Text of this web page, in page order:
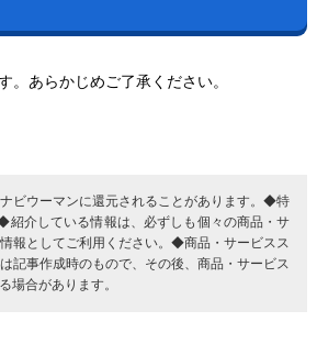
あらかじめご了承ください。
ビウーマンに還元されることがあります。◆特
介している情報は、必ずしも個々の商品・サ
報としてご利用ください。◆商品・サービスス
記事作成時のもので、その後、商品・サービス
場合があります。